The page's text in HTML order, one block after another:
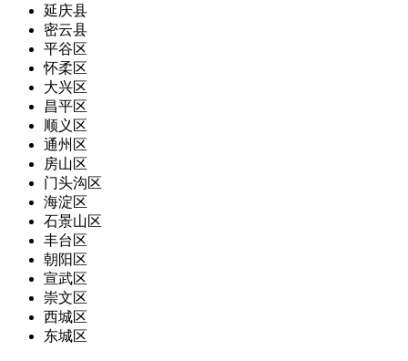
延庆县
密云县
平谷区
怀柔区
大兴区
昌平区
顺义区
通州区
房山区
门头沟区
海淀区
石景山区
丰台区
朝阳区
宣武区
崇文区
西城区
东城区